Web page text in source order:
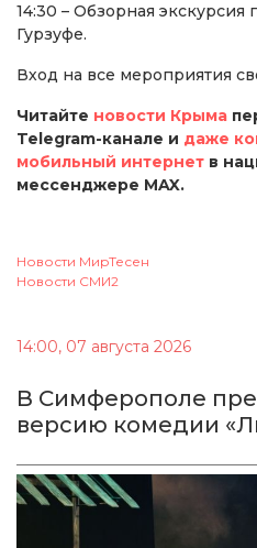
14:30 – Обзорная
Гурзуфе.
Вход на все мероприятия
Читайте новости Крыма
Telegram-канале и даже
мобильный интернет в
мессенджере MAX.
Новости МирТесен
Новости СМИ2
14:00, 07 августа 2026
В Симферополе
версию комедии